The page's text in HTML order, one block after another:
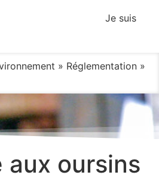
Je suis
» Réglementation »
aux oursins